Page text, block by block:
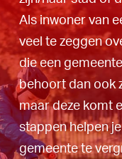
Als inwoner van
veel te zeggen
die een
behoort dan ook
maar deze komt
stappen helpen
gemeente te